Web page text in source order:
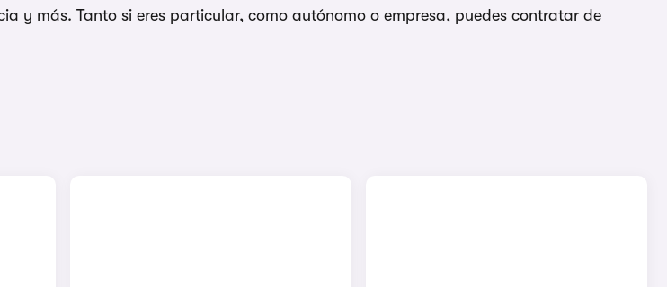
y más. Tanto si eres particular, como autónomo o empresa, puedes contratar de